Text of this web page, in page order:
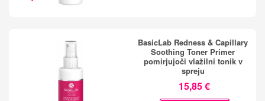
BasicLab Redness & Capillary
Soothing Toner Primer
pomirjujoči vlažilni tonik v
spreju
15,85 €